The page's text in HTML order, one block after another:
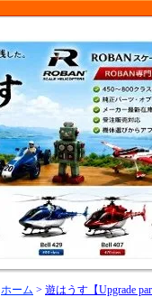
ホーム > 遊はうす【Upgrade